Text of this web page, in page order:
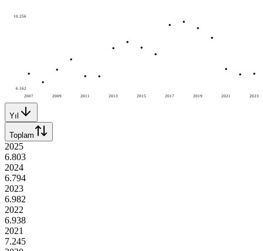
2007 2009 2011 2013 2015 2017 2019 2021 2023
10.256
6.162
Yıl
Toplam
2025
6.803
2024
6.794
2023
6.982
2022
6.938
2021
7.245